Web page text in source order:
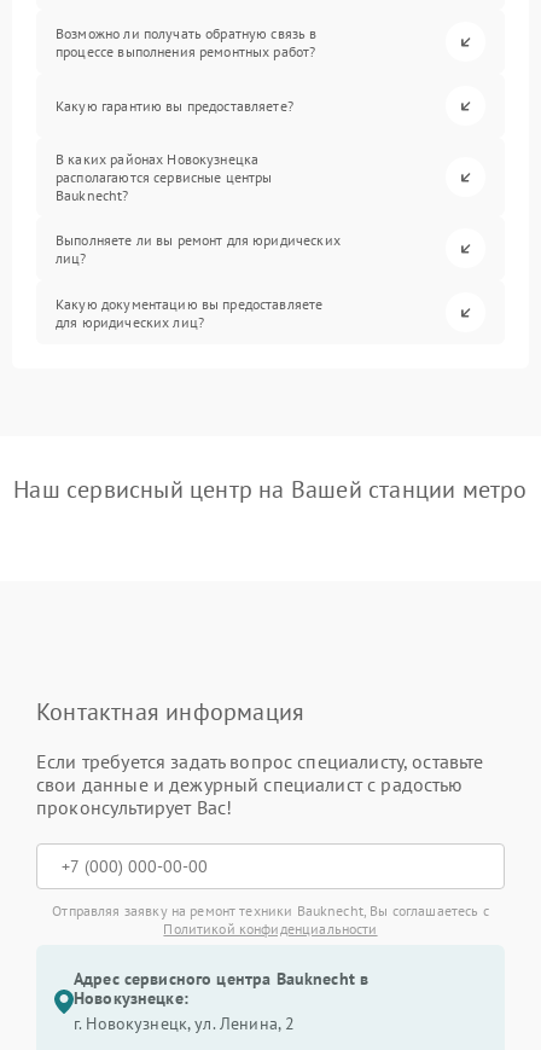
Возможно ли получать обратную связь в
процессе выполнения ремонтных работ?
Какую гарантию вы предоставляете?
В каких районах Новокузнецка
располагаются сервисные центры
Bauknecht?
Выполняете ли вы ремонт для юридических
лиц?
Какую документацию вы предоставляете
для юридических лиц?
Наш сервисный центр на Вашей станции метро
Контактная информация
Если требуется задать вопрос специалисту, оставьте
свои данные и дежурный специалист с радостью
проконсультирует Вас!
Отправляя заявку на ремонт техники Bauknecht, Вы соглашаетесь с
Политикой конфиденциальности
Адрес сервисного центра Bauknecht в
Новокузнецке:
г. Новокузнецк, ул. Ленина, 2